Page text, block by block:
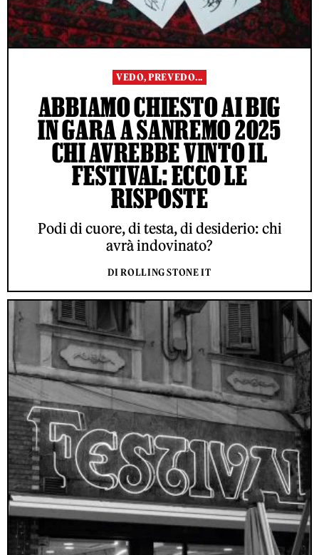
VEDO, PREVEDO...
ABBIAMO CHIESTO AI BIG
IN GARA A SANREMO 2025
CHI AVREBBE VINTO IL
FESTIVAL: ECCO LE
RISPOSTE
Podi di cuore, di testa, di desiderio: chi
avrà indovinato?
DI ROLLING STONE IT